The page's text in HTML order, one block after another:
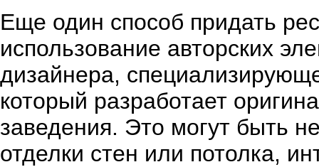
Еще один способ придать
использование авторских
дизайнера,
который разработает
заведения. Это могут быть
отделки стен или потолка,